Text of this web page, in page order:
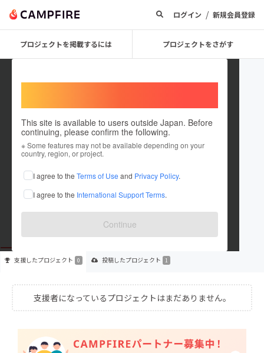
ログイン / 新規会員登録
プロジェクトを掲載するには プロジェクトをさがす
This site is available to users outside Japan. Before
continuing, please confirm the following.
※ Some features may not be available depending on your
country, region, or project.
I agree to the Terms of Use and Privacy Policy.
I agree to the International Support Terms.
Continue
eikiti katori
これまでに1件のプロジェクトを投稿しています
在住国：日本 現在地：兵庫県
出身国：日本 出身地：兵庫県
支援したプロジェクト 0 投稿したプロジェクト 1
支援者になっているプロジェクトはまだありません。